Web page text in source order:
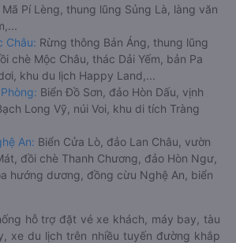
Pí Lèng, thung lũng Sủng Là, làng văn
Châu: Rừng thông Bản Áng, thung lũng
chè Mộc Châu, thác Dải Yếm, bản Pa
khu du lịch Happy Land,...
Biển Đồ Sơn, đảo Hòn Dấu, vịnh
Long Vỹ, núi Voi, khu di tích Tràng
An: Biển Cửa Lò, đảo Lan Châu, vườn
đồi chè Thanh Chương, đảo Hòn Ngư,
hướng dương, đồng cừu Nghệ An, biển
hỗ trợ đặt vé xe khách, máy bay, tàu
xe du lịch trên nhiều tuyến đường khắp